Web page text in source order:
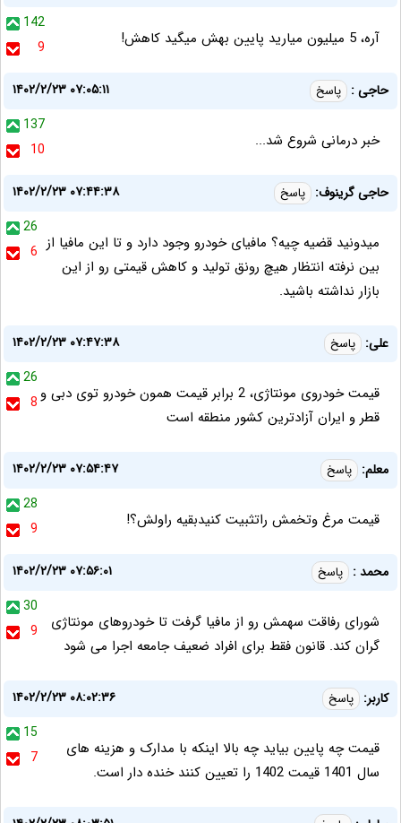
142
9
آره، 5 میلیون میارید پایین بهش میگید کاهش!
حاجی : پاسخ
۱۴۰۲/۲/۲۳ ۰۷:۰۵:۱۱
137
10
خبر درمانی شروع شد...
حاجی گرینوف: پاسخ
۱۴۰۲/۲/۲۳ ۰۷:۴۴:۳۸
26
6 میدونید قضیه چیه؟ مافیای خودرو وجود دارد و تا این مافیا از
بین نرفته انتظار هیچ رونق تولید و کاهش قیمتی رو از این
بازار نداشته باشید.
علی: پاسخ
۱۴۰۲/۲/۲۳ ۰۷:۴۷:۳۸
26
8 قیمت خودروی مونتاژی، 2 برابر قیمت همون خودرو توی دبی و
قطر و ایران آزادترین کشور منطقه است
معلم: پاسخ
۱۴۰۲/۲/۲۳ ۰۷:۵۴:۴۷
28
9
قیمت مرغ وتخمش راتثبیت کنیدبقیه راولش؟!
محمد : پاسخ
۱۴۰۲/۲/۲۳ ۰۷:۵۶:۰۱
30
9
شوراى رفاقت سهمش رو از مافيا گرفت تا خودروهای مونتاژی
گران کند. قانون فقط برای افراد ضعیف جامعه اجرا می شود
کاربر: پاسخ
۱۴۰۲/۲/۲۳ ۰۸:۰۲:۳۶
15
7
قیمت چه پایین بیاید چه بالا اینکه با مدارک و هزینه های
سال 1401 قیمت 1402 را تعیین کنند خنده دار است.